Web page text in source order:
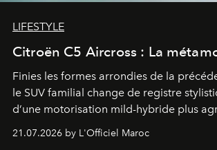
LIFESTYLE
Citroën C5 Aircross : La
Finies les formes arrondies de la
le SUV familial change de registre
d’une motorisation mild-hybride plus
économe. à n’en pas douter, le nouveau
gagné en maturité.
21.07.2026 by L'Officiel Maroc